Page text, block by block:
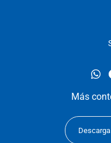
Más